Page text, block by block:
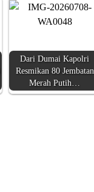
Dari Dumai Kapolri
Resmikan 80 Jembatan
Merah Putih…